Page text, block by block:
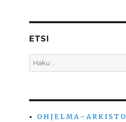
ETSI
Etsi:
O H J E L M A – A R K I S T O